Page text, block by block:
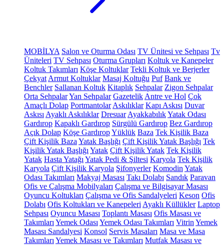
MOBİLYA Salon ve Oturma Odası TV Ünitesi ve Sehpası Tv
Üniteleri TV Sehpası Oturma Grupları Koltuk ve Kanepeler
Koltuk Takımları Köşe Koltuklar Tekli Koltuk ve Berjerler
Çekyat Armut Koltuklar Masaj Koltuğu Puf Bank ve
Benchler Sallanan Koltuk Kitaplık Sehpalar Zigon Sehpalar
Orta SehpalarYan Sehpalar Gazetelik Antre ve Hol Çok
Amaçlı Dolap Portmantolar Askılıklar Kapı Askısı Duvar
Askısı Ayaklı Askılıklar Dresuar AyakkabılıkYatak Odası
Gardırop Kapaklı Gardırop Sürgülü Gardırop Bez Gardırop
Açık Dolap Köşe GardıropYüklük Baza Tek Kişilik Baza
Çift Kişilik Baza Yatak Başlığı Çift Kişilik Yatak Başlığı Tek
Kişilik Yatak Başlığı Yatak Çift Kişilik Yatak Tek Kişilik
Yatak Hasta Yatağı Yatak Pedi & Şiltesi Karyola Tek Kişilik
Karyola Çift Kişilik Karyola Şifonyerler Komodin Yatak
Odası Takımları Makyaj Masası Takı Dolabı Sandık Paravan
Ofis ve Çalışma Mobilyaları Çalışma ve Bilgisayar Masası
Oyuncu Koltukları Çalışma ve Ofis Sandalyeleri Keson Ofis
Dolabı Ofis Koltukları ve Kanepeleri Ayaklı Küllükler Laptop
Sehpası Oyuncu Masası Toplantı Masası Ofis Masası ve
Takımları Yemek Odası Yemek Odası Takımları Vitrin Yemek
Masası Sandalyesi Konsol Servis Masaları Masa ve Masa
Takımları Yemek Masası ve Takımları Mutfak Masası ve